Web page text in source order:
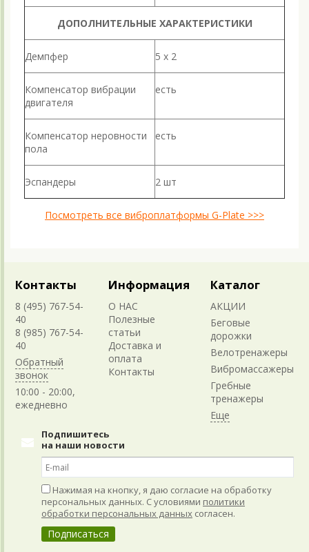
ДОПОЛНИТЕЛЬНЫЕ ХАРАКТЕРИСТИКИ
Демпфер 5 x 2
Компенсатор вибрации
двигателя
есть
Компенсатор неровности
пола
есть
Эспандеры 2 шт
Посмотреть все виброплатформы G-Plate >>>
Контакты
8 (495) 767-54-
40
8 (985) 767-54-
40
Обратный
звонок
10:00 - 20:00,
ежедневно
Информация
О НАС
Полезные
статьи
Доставка и
оплата
Контакты
Каталог
АКЦИИ
Беговые
дорожки
Велотренажеры
Вибромассажеры
Гребные
тренажеры
Подпишитесь
на наши новости
Нажимая на кнопку, я даю согласие на обработку
персональных данных. С условиями политики
обработки персональных данных согласен.